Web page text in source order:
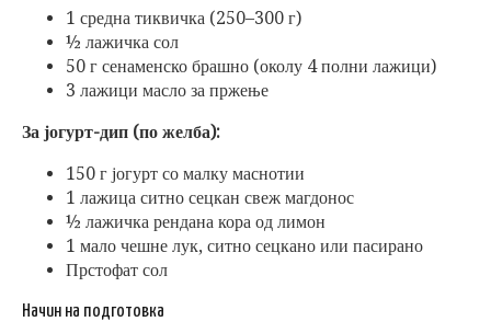
1 средна тиквичка (250–300 г)
½ лажичка сол
50 г сенаменско брашно (околу 4 полни лажици)
3 лажици масло за пржење
За јогурт-дип (по желба):
150 г јогурт со малку маснотии
1 лажица ситно сецкан свеж магдонос
½ лажичка рендана кора од лимон
1 мало чешне лук, ситно сецкано или пасирано
Прстофат сол
Начин на подготовка